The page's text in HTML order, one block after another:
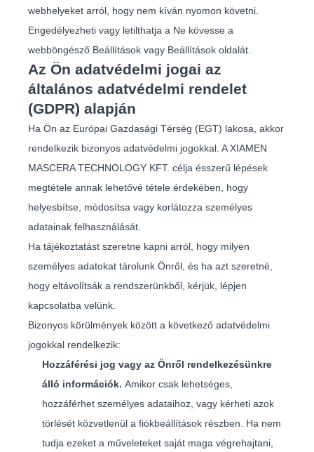
webhelyeket arról, hogy nem kíván nyomon követni.
Engedélyezheti vagy letilthatja a Ne kövesse a
webböngésző Beállítások vagy Beállítások oldalát.
Az Ön adatvédelmi jogai az
általános adatvédelmi rendelet
(GDPR) alapján
Ha Ön az Európai Gazdasági Térség (EGT) lakosa, akkor
rendelkezik bizonyos adatvédelmi jogokkal. A XIAMEN
MASCERA TECHNOLOGY KFT. célja ésszerű lépések
megtétele annak lehetővé tétele érdekében, hogy
helyesbítse, módosítsa vagy korlátozza személyes
adatainak felhasználását.
Ha tájékoztatást szeretne kapni arról, hogy milyen
személyes adatokat tárolunk Önről, és ha azt szeretné,
hogy eltávolítsák a rendszerünkből, kérjük, lépjen
kapcsolatba velünk.
Bizonyos körülmények között a következő adatvédelmi
jogokkal rendelkezik:
Hozzáférési jog vagy az Önről rendelkezésünkre
álló információk. Amikor csak lehetséges,
hozzáférhet személyes adataihoz, vagy kérheti azok
törlését közvetlenül a fiókbeállítások részben. Ha nem
tudja ezeket a műveleteket saját maga végrehajtani,